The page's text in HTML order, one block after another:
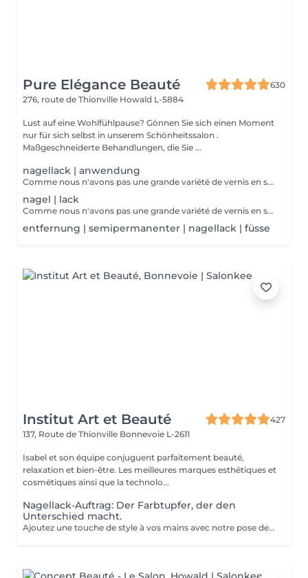
Pure Elégance Beauté
630
276, route de Thionville Howald L-5884
Lust auf eine Wohlfühlpause? Gönnen Sie sich einen Moment
nur für sich selbst in unserem Schönheitssalon .
Maßgeschneiderte Behandlungen, die Sie ...
nagellack | anwendung
Comme nous n'avons pas une grande variété de vernis en stock, nous vous proposons de ramenez votre vernis à ongles à vous.
nagel | lack
Comme nous n'avons pas une grande variété de vernis en stock, nous vous proposons de ramenez votre vernis à ongles à vous.
entfernung | semipermanenter | nagellack | füsse
Institut Art et Beauté
427
137, Route de Thionville Bonnevoie L-2611
Isabel et son équipe conjuguent parfaitement beauté,
relaxation et bien-être. Les meilleures marques esthétiques et
cosmétiques ainsi que la technolo...
Nagellack-Auftrag: Der Farbtupfer, der den
Unterschied macht.
Ajoutez une touche de style à vos mains avec notre pose de vernis. Profitez d'une finition professionnelle, de conseils personnalisés, et d'un résultat qui dure. Offrez-vous ce petit plaisir et repartez avec des ongles impeccables!